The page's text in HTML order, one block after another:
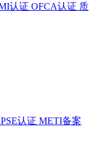
认证 OFCA认证 质
PSE认证 METI备案